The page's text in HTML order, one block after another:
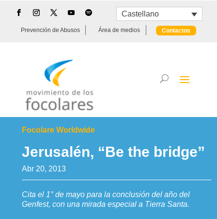
Castellano
Prevención de Abusos Área de medios Contactos
Focolare Worldwide
Jerusalén, “Be the bridge”
Abr 20, 2013
Cita el 1° de mayo para la conclusión del año del
Genfest, con una mirada especial a Tierra Santa.